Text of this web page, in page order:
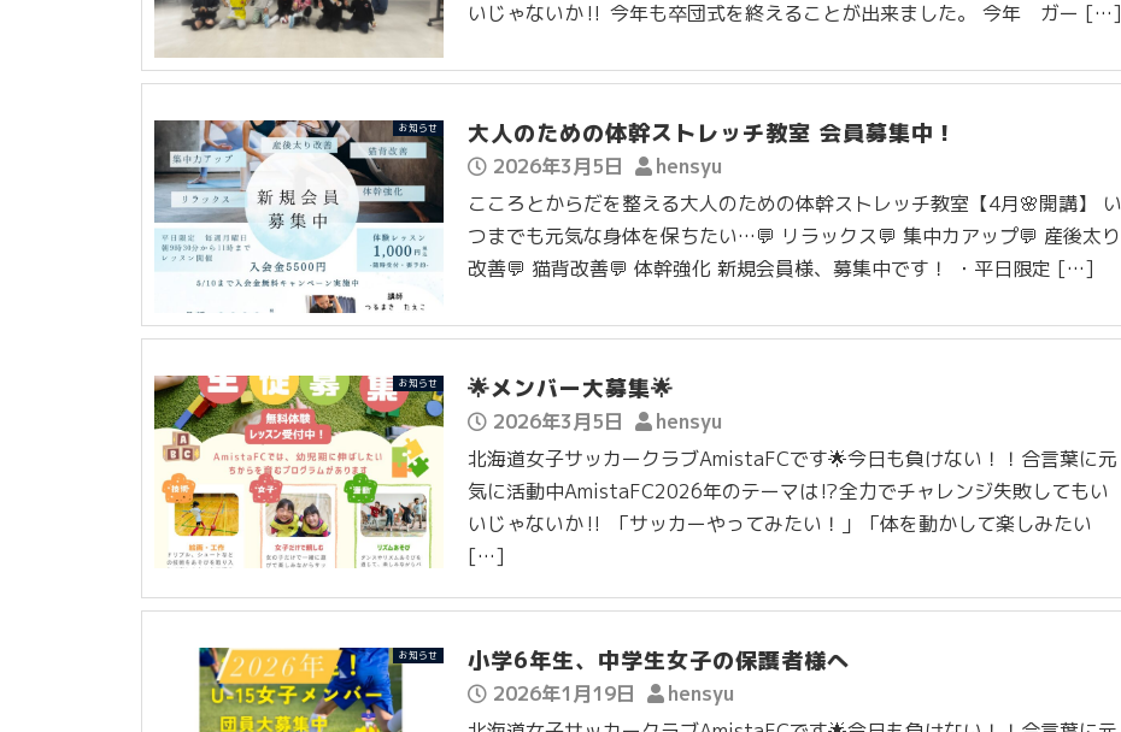
いじゃないか‼️ 今年も卒団式を終えることが出来ました。 今年 ガー […]
お知らせ 大人のための体幹ストレッチ教室 会員募集中！
2026年3月5日
hensyu
こころとからだを整える大人のための体幹ストレッチ教室【4月🌸開講】 い
つまでも元気な身体を保ちたい…💬 リラックス💬 集中カアップ💬 産後太り
改善💬 猫背改善💬 体幹強化 新規会員様、募集中です！ ・平日限定 […]
お知らせ 🌟メンバー大募集🌟
2026年3月5日
hensyu
北海道女子サッカークラブAmistaFCです🌟今日も負けない！！合言葉に元
気に活動中AmistaFC2026年のテーマは⁉️全力でチャレンジ失敗してもい
いじゃないか‼️ 「サッカーやってみたい！」「体を動かして楽しみたい
[…]
お知らせ 小学6年生、中学生女子の保護者様へ
2026年1月19日
hensyu